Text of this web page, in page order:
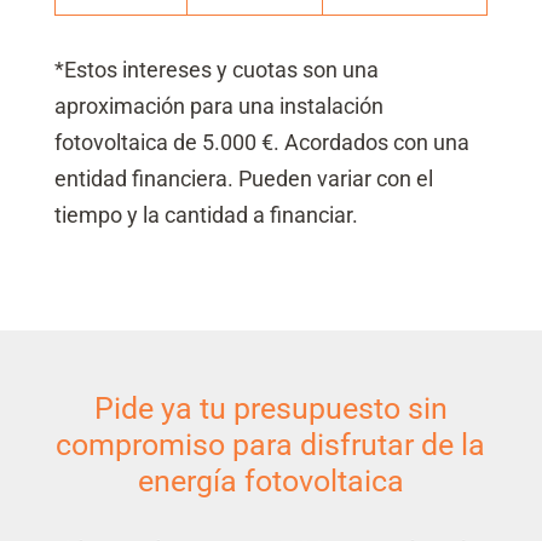
*Estos intereses y cuotas son una
aproximación para una instalación
fotovoltaica de 5.000 €. Acordados con una
entidad financiera. Pueden variar con el
tiempo y la cantidad a financiar.
Pide ya tu presupuesto sin
compromiso para disfrutar de la
energía fotovoltaica